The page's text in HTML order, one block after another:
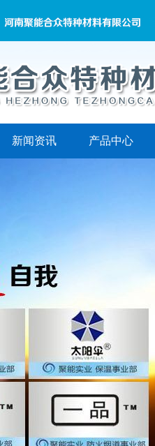
新闻资讯 产品中心